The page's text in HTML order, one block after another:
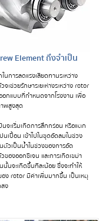
Element ถึงจำเป็น
การลดแรงเสียดทานระหว่าง
ช่วยรักษาระยะห่างระหว่าง rotor
อกแบบที่กำหนดจากโรงงาน เพื่อ
พสูงสุด
จะเริ่มเกิดการสึกกร่อน หรือแตก
เปื้อน เข้าไปในชุดอัดลมในช่วง
ตัวเป็นน้ำในช่วงของการอัด
องออกซิเจน และการเกิดเขม่า
นจะเกิดขึ้นทีละน้อย ซึ่งจะทำให้
ของ rotor มีค่าเพิ่มมากขึ้น เป็นเหตุ
ง